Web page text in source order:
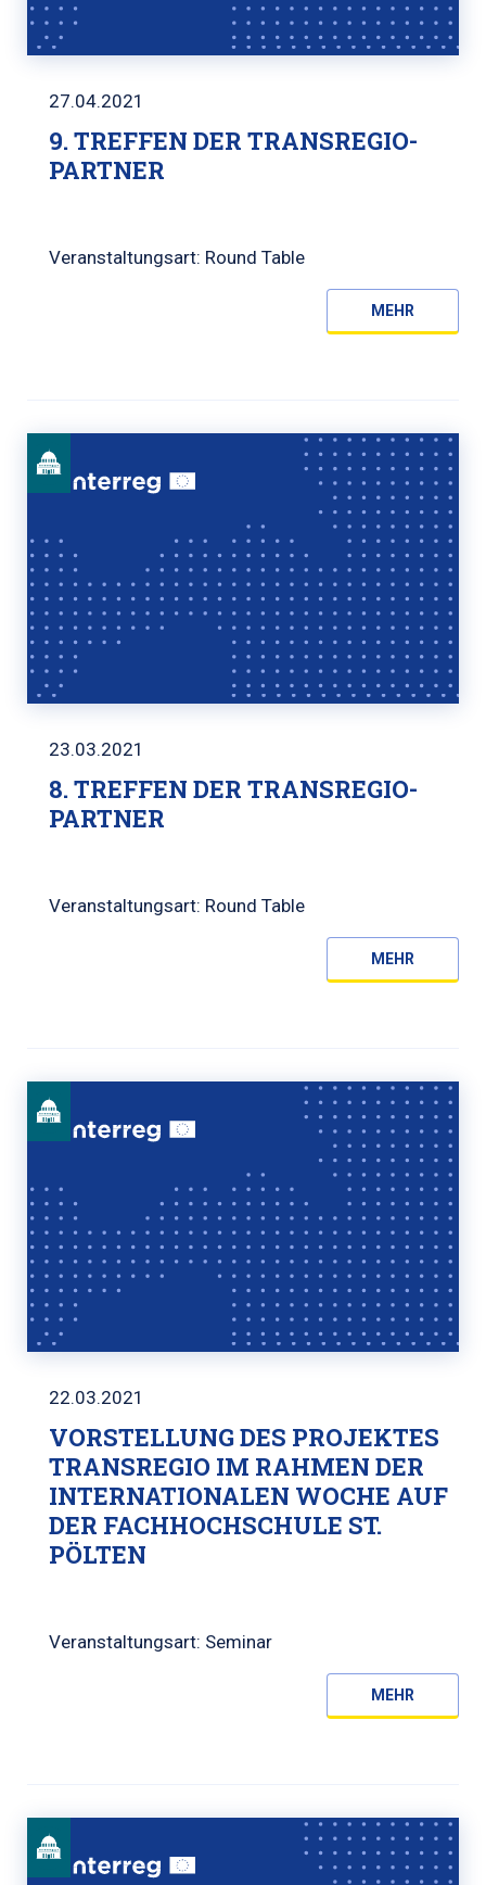
27.04.2021
9. TREFFEN DER TRANSREGIO-
PARTNER
Veranstaltungsart: Round Table
MEHR
23.03.2021
8. TREFFEN DER TRANSREGIO-
PARTNER
Veranstaltungsart: Round Table
MEHR
22.03.2021
VORSTELLUNG DES PROJEKTES
TRANSREGIO IM RAHMEN DER
INTERNATIONALEN WOCHE AUF
DER FACHHOCHSCHULE ST.
PÖLTEN
Veranstaltungsart: Seminar
MEHR